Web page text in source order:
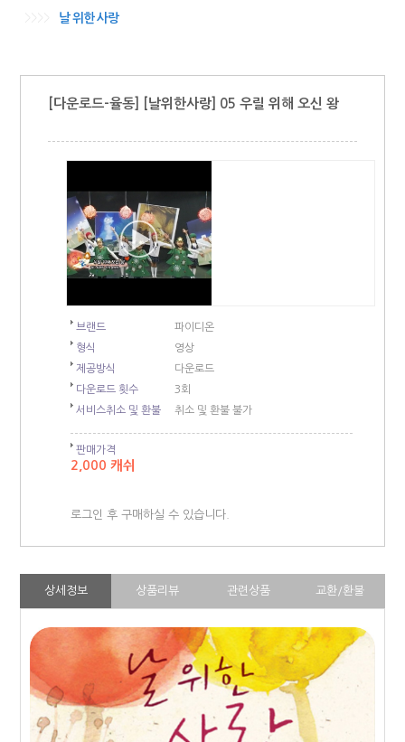
날 위한 사랑
[다운로드-율동] [날위한사랑] 05 우릴 위해 오신 왕
브랜드
파이디온
형식
영상
제공방식
다운로드
다운로드 횟수
3회
서비스취소 및 환불
취소 및 환불 불가
판매가격
2,000 캐쉬
로그인 후 구매하실 수 있습니다.
상세정보 상품리뷰 관련상품 교환/환불